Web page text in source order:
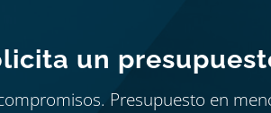
un
Presupuesto en